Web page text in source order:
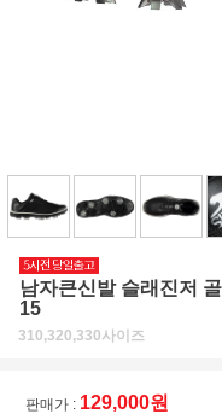
남자큰신발 슬래진저
15
310,320,330사이즈
판매가 : 129,000원